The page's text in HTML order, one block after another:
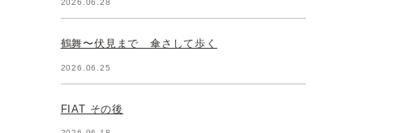
2026.06.28
鶴舞〜伏見まで 傘さして歩く
2026.06.25
FIAT その後